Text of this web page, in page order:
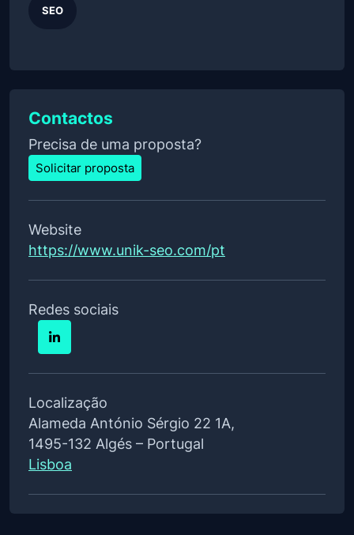
SEO
Contactos
Precisa de uma proposta?
Solicitar proposta
Website
https://www.unik-seo.com/pt
Redes sociais
Localização
Alameda António Sérgio 22 1A,
1495-132 Algés – Portugal
Lisboa